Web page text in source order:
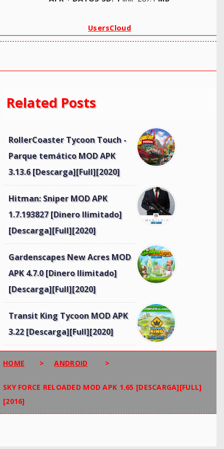
UsersCloud
Related Posts
RollerCoaster Tycoon Touch -
Parque temático MOD APK
3.13.6 [Descarga][Full][2020]
Hitman: Sniper MOD APK
1.7.193827 [Dinero Ilimitado]
[Descarga][Full][2020]
Gardenscapes New Acres MOD
APK 4.7.0 [Dinero Ilimitado]
[Descarga][Full][2020]
Transit King Tycoon MOD APK
3.22 [Descarga][Full][2020]
HOME > ANDROID >
SKY FORCE RELOADED MOD APK 1.65 [DESCARGA][FULL]
[2016]